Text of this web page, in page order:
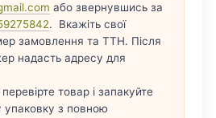
або звернувшись за
. Вкажіть свої
замовлення та ТТН. Після
надасть адресу для
товар і запакуйте
упаковку з повною